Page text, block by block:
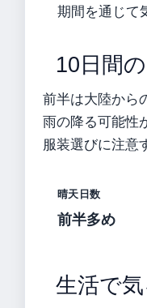
期間を通じて
10日間
前半は大陸から
雨の降る可能性
服装選びに注意
晴天日数
前半多め
生活で